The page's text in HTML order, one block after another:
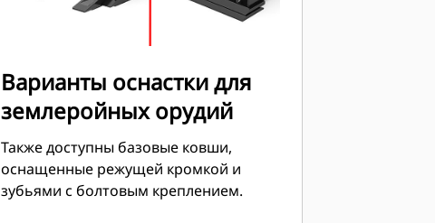
Варианты оснастки для
землеройных орудий
Также доступны базовые ковши,
оснащенные режущей кромкой и
зубьями с болтовым креплением.